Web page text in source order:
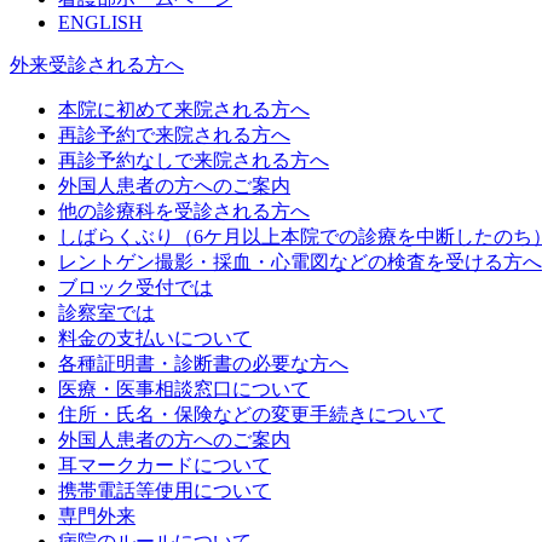
ENGLISH
外来受診される方へ
本院に初めて来院される方へ
再診予約で来院される方へ
再診予約なしで来院される方へ
外国人患者の方へのご案内
他の診療科を受診される方へ
しばらくぶり（6ケ月以上本院での診療を中断したのち
レントゲン撮影・採血・心電図などの検査を受ける方へ
ブロック受付では
診察室では
料金の支払いについて
各種証明書・診断書の必要な方へ
医療・医事相談窓口について
住所・氏名・保険などの変更手続きについて
外国人患者の方へのご案内
耳マークカードについて
携帯電話等使用について
専門外来